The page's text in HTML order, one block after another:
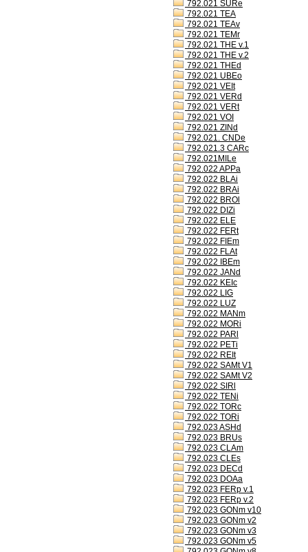
792.021 SURe
792.021 TEA
792.021 TEAv
792.021 TEMr
792.021 THE v.1
792.021 THE v.2
792.021 THEd
792.021 UBEo
792.021 VEIt
792.021 VERd
792.021 VERt
792.021 VOI
792.021 ZINd
792.021. CNDe
792.021.3 CARc
792.021MILe
792.022 APPa
792.022 BLAi
792.022 BRAi
792.022 BROl
792.022 DIZi
792.022 ELE
792.022 FERt
792.022 FIEm
792.022 FLAt
792.022 IBEm
792.022 JANd
792.022 KEIc
792.022 LIG
792.022 LUZ
792.022 MANm
792.022 MORi
792.022 PARl
792.022 PETi
792.022 REIt
792.022 SAMt V1
792.022 SAMt V2
792.022 SIRl
792.022 TENi
792.022 TORc
792.022 TORi
792.023 ASHd
792.023 BRUs
792.023 CLAm
792.023 CLEs
792.023 DECd
792.023 DOAa
792.023 FERp v.1
792.023 FERp v.2
792.023 GONm v10
792.023 GONm v2
792.023 GONm v3
792.023 GONm v5